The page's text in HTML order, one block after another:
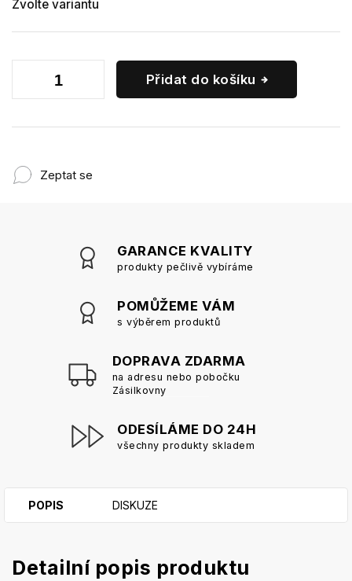
Zvolte variantu
Přidat do košíku
Zeptat se
GARANCE KVALITY
produkty pečlivě vybíráme
POMŮŽEME VÁM
s výběrem produktů
DOPRAVA ZDARMA
na adresu nebo pobočku
Zásilkovny
ODESÍLÁME DO 24H
všechny produkty skladem
POPIS DISKUZE
Detailní popis produktu